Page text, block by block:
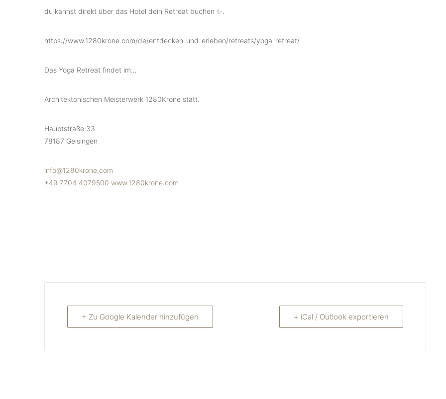
du kannst direkt über das Hotel dein Retreat buchen ✨.
https://www.1280krone.com/de/entdecken-und-erleben/retreats/yoga-retreat/
Das Yoga Retreat findet im…
Architektonischen Meisterwerk 1280Krone statt.
Hauptstraße 33
78187 Geisingen
info@1280krone.com
+49 7704 4079500 www.1280krone.com
+ Zu Google Kalender hinzufügen + iCal / Outlook exportieren